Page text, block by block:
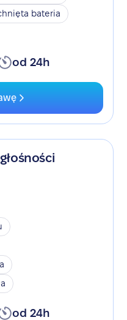
bateria
od 24h
od 24h